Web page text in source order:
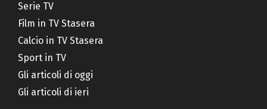
Serie TV
Film in TV Stasera
Calcio in TV Stasera
Sport in TV
Gli articoli di oggi
Gli articoli di ieri